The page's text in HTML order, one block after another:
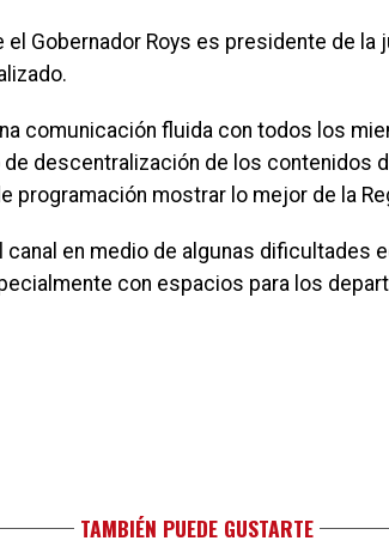
Gobernador Roys es presidente de la
comunicación fluida con todos los
descentralización de los contenidos
programación mostrar lo mejor de la
en medio de algunas dificultades
con espacios para los
TAMBIÉN PUEDE GUSTARTE